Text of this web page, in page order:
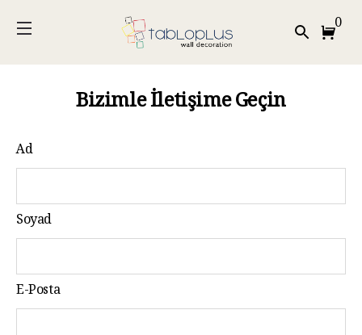
0
Bizimle İletişime Geçin
Ad
Soyad
E-Posta